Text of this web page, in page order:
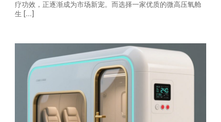
疗功效，正逐渐成为市场新宠。而选择一家优质的微高压氧舱
生 […]